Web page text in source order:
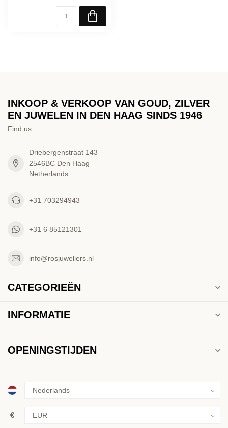
INKOOP & VERKOOP VAN GOUD, ZILVER
EN JUWELEN IN DEN HAAG SINDS 1946
Find us
Driebergenstraat 143
2546BC Den Haag
Netherlands
+31 703294943
+31 6 85121301
info@rosjuweliers.nl
CATEGORIEËN
INFORMATIE
OPENINGSTIJDEN
€